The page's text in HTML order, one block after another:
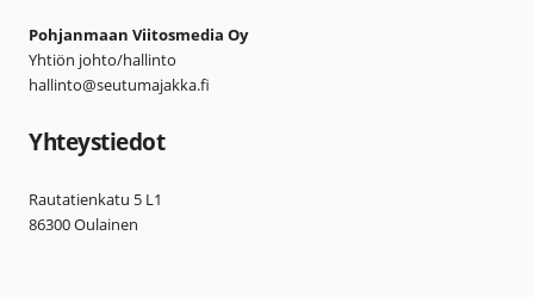
Pohjanmaan Viitosmedia Oy
Yhtiön johto/hallinto
hallinto@seutumajakka.fi
Yhteystiedot
Rautatienkatu 5 L1
86300 Oulainen